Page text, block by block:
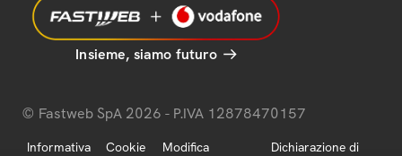
Insieme, siamo futuro
© Fastweb SpA 2026 - P.IVA 12878470157
Informativa
Cookie
Modifica
Dichiarazione di